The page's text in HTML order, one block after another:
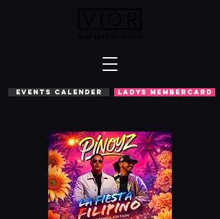
EVENTS CALENDER LADYS MEMBERCARD